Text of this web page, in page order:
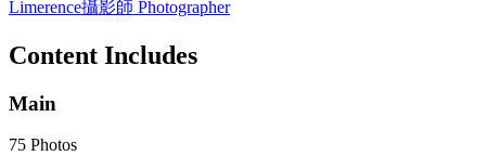
Limerence攝影師 Photographer
Content Includes
Main
75 Photos